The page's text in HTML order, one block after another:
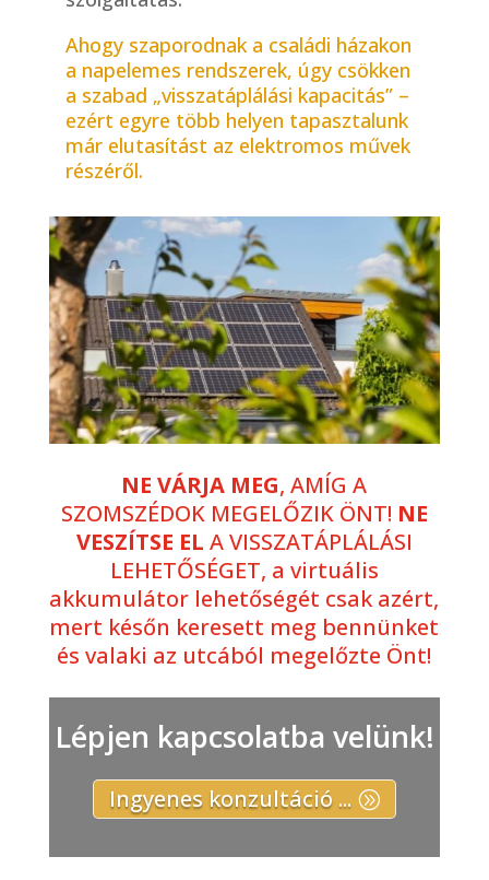
Ahogy szaporodnak a családi házakon
a napelemes rendszerek, úgy csökken
a szabad „visszatáplálási kapacitás” –
ezért egyre több helyen tapasztalunk
már elutasítást az elektromos művek
részéről.
NE VÁRJA MEG, AMÍG A
SZOMSZÉDOK MEGELŐZIK ÖNT! NE
VESZÍTSE EL A VISSZATÁPLÁLÁSI
LEHETŐSÉGET, a virtuális
akkumulátor lehetőségét csak azért,
mert későn keresett meg bennünket
és valaki az utcából megelőzte Önt!
Lépjen kapcsolatba velünk!
Ingyenes konzultáció ...